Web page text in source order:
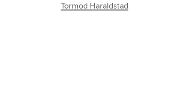
Tormod Haraldstad